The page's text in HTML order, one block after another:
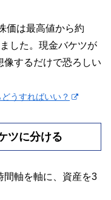
価は最高値から約
した。現金バケツが
するだけで恐ろしい
うすればいい？
ツに分ける
間軸を軸に、資産を3